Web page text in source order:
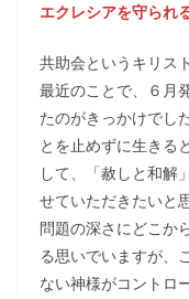
エクレシアを守ら
共助会というキリス
最近のことで、６月
たのがきっかけでし
とを止めずに生きる
して、「赦しと和解
せていただきたいと
問題の深さにどこか
る思いでいますが、
ない神様がコントロ